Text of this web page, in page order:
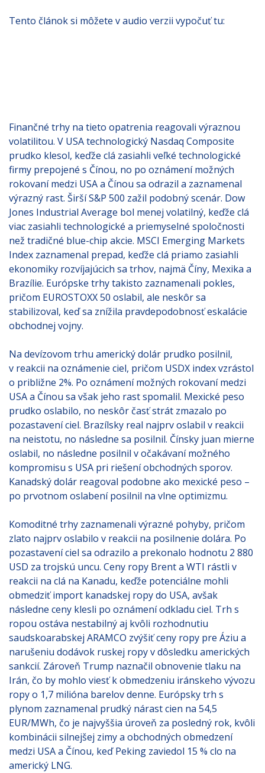
Tento článok si môžete v audio verzii vypočuť tu:
Finančné trhy na tieto opatrenia reagovali výraznou
volatilitou. V USA technologický Nasdaq Composite
prudko klesol, keďže clá zasiahli veľké technologické
firmy prepojené s Čínou, no po oznámení možných
rokovaní medzi USA a Čínou sa odrazil a zaznamenal
výrazný rast. Širší S&P 500 zažil podobný scenár. Dow
Jones Industrial Average bol menej volatilný, keďže clá
viac zasiahli technologické a priemyselné spoločnosti
než tradičné blue-chip akcie. MSCI Emerging Markets
Index zaznamenal prepad, keďže clá priamo zasiahli
ekonomiky rozvíjajúcich sa trhov, najmä Číny, Mexika a
Brazílie. Európske trhy takisto zaznamenali pokles,
pričom EUROSTOXX 50 oslabil, ale neskôr sa
stabilizoval, keď sa znížila pravdepodobnosť eskalácie
obchodnej vojny.
Na devízovom trhu americký dolár prudko posilnil,
v reakcii na oznámenie ciel, pričom USDX index vzrástol
o približne 2%. Po oznámení možných rokovaní medzi
USA a Čínou sa však jeho rast spomalil. Mexické peso
prudko oslabilo, no neskôr časť strát zmazalo po
pozastavení ciel. Brazílsky real najprv oslabil v reakcii
na neistotu, no následne sa posilnil. Čínsky juan mierne
oslabil, no následne posilnil v očakávaní možného
kompromisu s USA pri riešení obchodných sporov.
Kanadský dolár reagoval podobne ako mexické peso –
po prvotnom oslabení posilnil na vlne optimizmu.
Komoditné trhy zaznamenali výrazné pohyby, pričom
zlato najprv oslabilo v reakcii na posilnenie dolára. Po
pozastavení ciel sa odrazilo a prekonalo hodnotu 2 880
USD za trojskú uncu. Ceny ropy Brent a WTI rástli v
reakcii na clá na Kanadu, keďže potenciálne mohli
obmedziť import kanadskej ropy do USA, avšak
následne ceny klesli po oznámení odkladu ciel. Trh s
ropou ostáva nestabilný aj kvôli rozhodnutiu
saudskoarabskej ARAMCO zvýšiť ceny ropy pre Áziu a
narušeniu dodávok ruskej ropy v dôsledku amerických
sankcií. Zároveň Trump naznačil obnovenie tlaku na
Irán, čo by mohlo viesť k obmedzeniu iránskeho vývozu
ropy o 1,7 milióna barelov denne. Európsky trh s
plynom zaznamenal prudký nárast cien na 54,5
EUR/MWh, čo je najvyššia úroveň za posledný rok, kvôli
kombinácii silnejšej zimy a obchodných obmedzení
medzi USA a Čínou, keď Peking zaviedol 15 % clo na
americký LNG.